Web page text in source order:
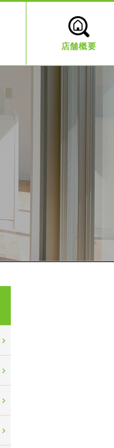
店舗概要